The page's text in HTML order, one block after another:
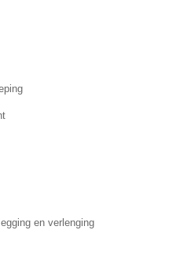
en verlenging